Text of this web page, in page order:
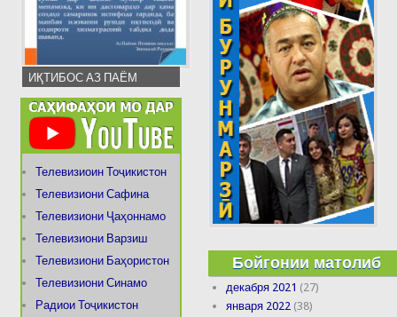
ИҚТИБОС АЗ ПАЁМ
Телевизиоин Тоҷикистон
Телевизиони Сафина
Телевизиони Ҷаҳоннамо
Телевизиони Варзиш
Телевизиони Баҳористон
Телевизиони Синамо
Радиои Тоҷикистон
Бойгонии матолиб
декабря 2021 (27)
января 2022 (38)